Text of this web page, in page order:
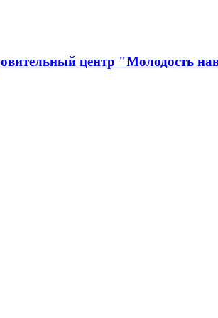
центр "Молодость